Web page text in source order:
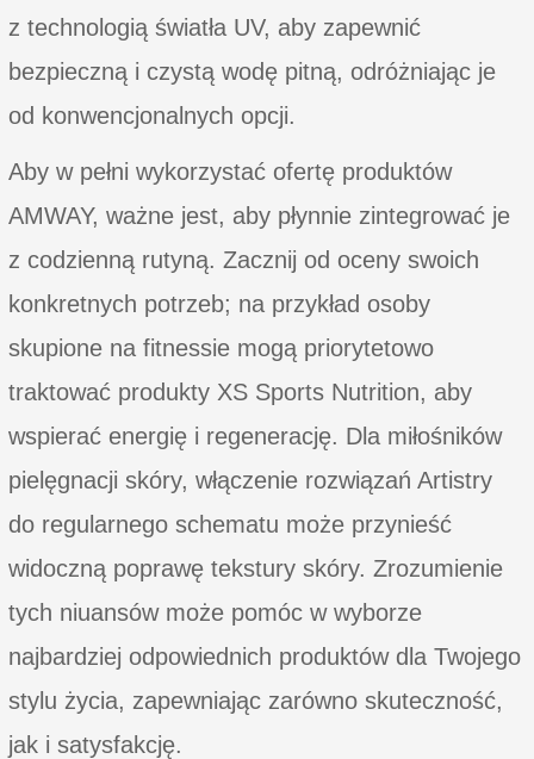
z technologią światła UV, aby zapewnić
bezpieczną i czystą wodę pitną, odróżniając je
od konwencjonalnych opcji.
Aby w pełni wykorzystać ofertę produktów
AMWAY, ważne jest, aby płynnie zintegrować je
z codzienną rutyną. Zacznij od oceny swoich
konkretnych potrzeb; na przykład osoby
skupione na fitnessie mogą priorytetowo
traktować produkty XS Sports Nutrition, aby
wspierać energię i regenerację. Dla miłośników
pielęgnacji skóry, włączenie rozwiązań Artistry
do regularnego schematu może przynieść
widoczną poprawę tekstury skóry. Zrozumienie
tych niuansów może pomóc w wyborze
najbardziej odpowiednich produktów dla Twojego
stylu życia, zapewniając zarówno skuteczność,
jak i satysfakcję.